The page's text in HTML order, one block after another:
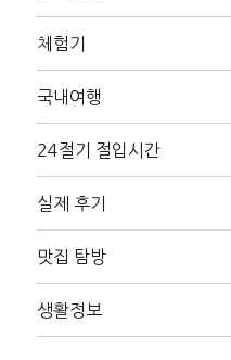
체험기
국내여행
24절기 절입시간
실제 후기
맛집 탐방
생활정보